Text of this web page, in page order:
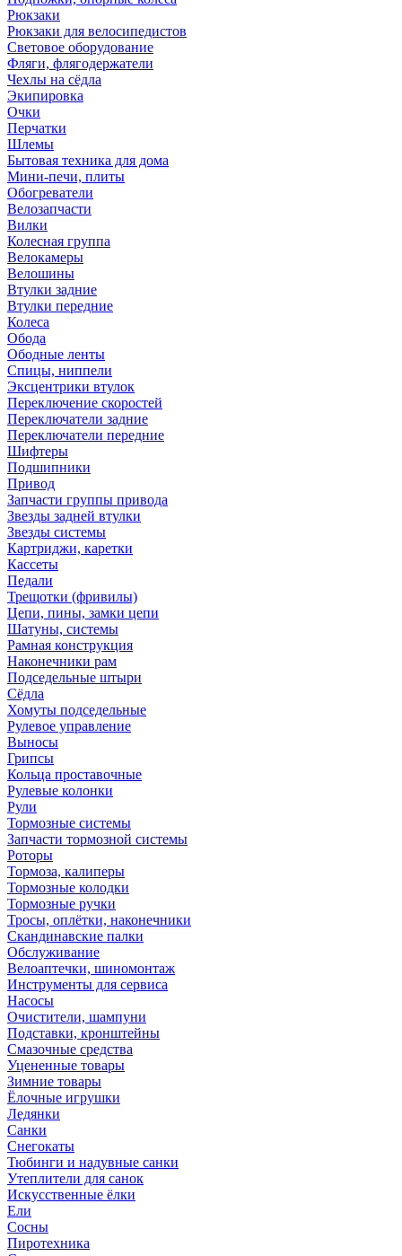
Рюкзаки
Рюкзаки для велосипедистов
Световое оборудование
Фляги, флягодержатели
Чехлы на сёдла
Экипировка
Очки
Перчатки
Шлемы
Бытовая техника для дома
Мини-печи, плиты
Обогреватели
Велозапчасти
Вилки
Колесная группа
Велокамеры
Велошины
Втулки задние
Втулки передние
Колеса
Обода
Ободные ленты
Спицы, ниппели
Эксцентрики втулок
Переключение скоростей
Переключатели задние
Переключатели передние
Шифтеры
Подшипники
Привод
Запчасти группы привода
Звезды задней втулки
Звезды системы
Картриджи, каретки
Кассеты
Педали
Трещотки (фривилы)
Цепи, пины, замки цепи
Шатуны, системы
Рамная конструкция
Наконечники рам
Подседельные штыри
Сёдла
Хомуты подседельные
Рулевое управление
Выносы
Грипсы
Кольца проставочные
Рулевые колонки
Рули
Тормозные системы
Запчасти тормозной системы
Роторы
Тормоза, калиперы
Тормозные колодки
Тормозные ручки
Тросы, оплётки, наконечники
Скандинавские палки
Обслуживание
Велоаптечки, шиномонтаж
Инструменты для сервиса
Насосы
Очистители, шампуни
Подставки, кронштейны
Смазочные средства
Уцененные товары
Зимние товары
Ёлочные игрушки
Ледянки
Санки
Снегокаты
Тюбинги и надувные санки
Утеплители для санок
Искусственные ёлки
Ели
Сосны
Пиротехника